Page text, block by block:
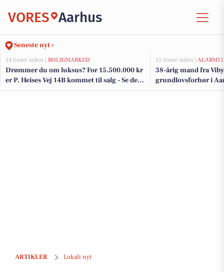
VORES Aarhus
Seneste nyt ›
14 timer siden | BOLIGMARKED
Drømmer du om luksus? For 15.500.000 kr
er P. Heises Vej 14B kommet til salg - Se den
og de dyreste boliger til salg her
15 timer siden |
38-årig mand fra
grundlovsforhør i
ARTIKLER Lokalt nyt
Bred politisk aftale i Aarhus sikrer investeringer i kollektiv trafik og